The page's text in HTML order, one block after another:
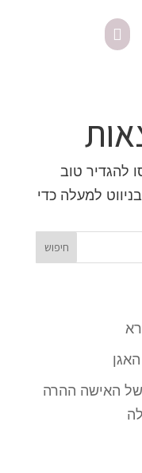
להגדיר טוב
למעלה כדי
של האישה ההרה